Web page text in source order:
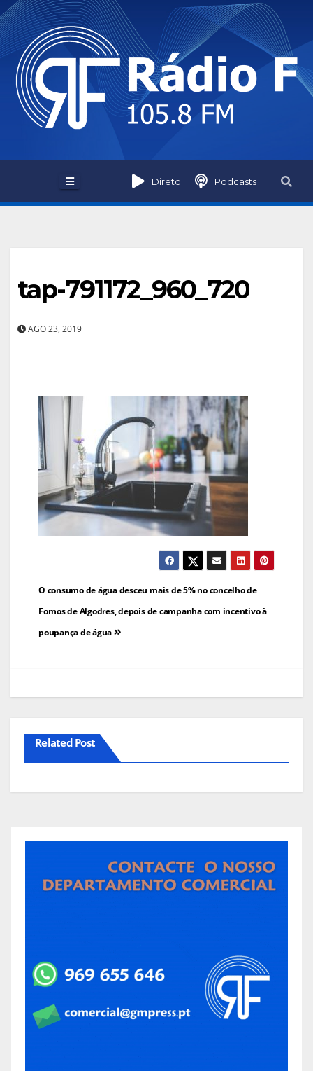
Skip
to
content
Direto Podcasts
tap-791172_960_720
AGO 23, 2019
Navegação
de
artigos
O consumo de água desceu mais de 5% no concelho de
Fornos de Algodres, depois de campanha com incentivo à
poupança de água
Related Post